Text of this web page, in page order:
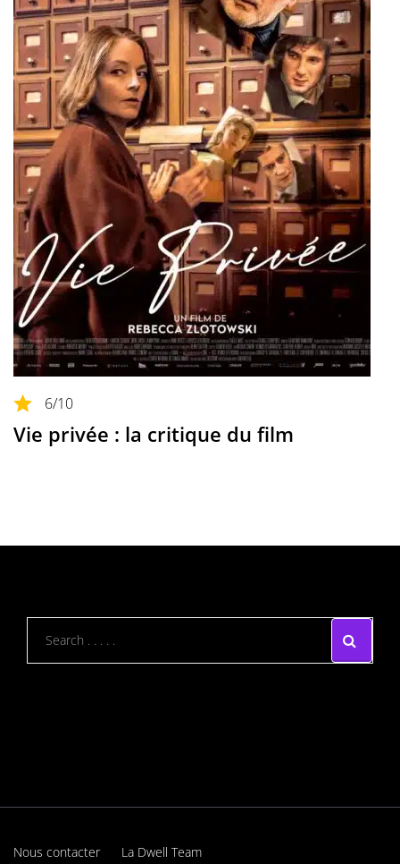
6/10
Vie privée : la critique du film
Nous contacter La Dwell Team